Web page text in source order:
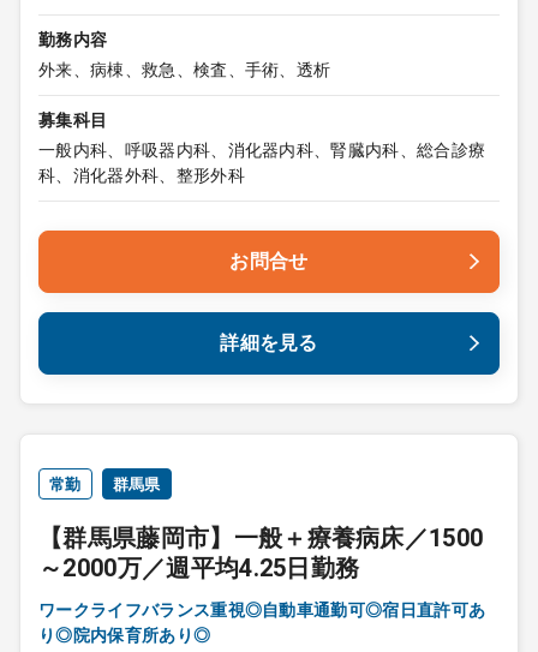
勤務内容
外来、病棟、救急、検査、手術、透析
募集科目
一般内科、呼吸器内科、消化器内科、腎臓内科、総合診療
科、消化器外科、整形外科
お問合せ
詳細を見る
常勤 群馬県
【群馬県藤岡市】一般＋療養病床／1500
～2000万／週平均4.25日勤務
ワークライフバランス重視◎自動車通勤可◎宿日直許可あ
り◎院内保育所あり◎